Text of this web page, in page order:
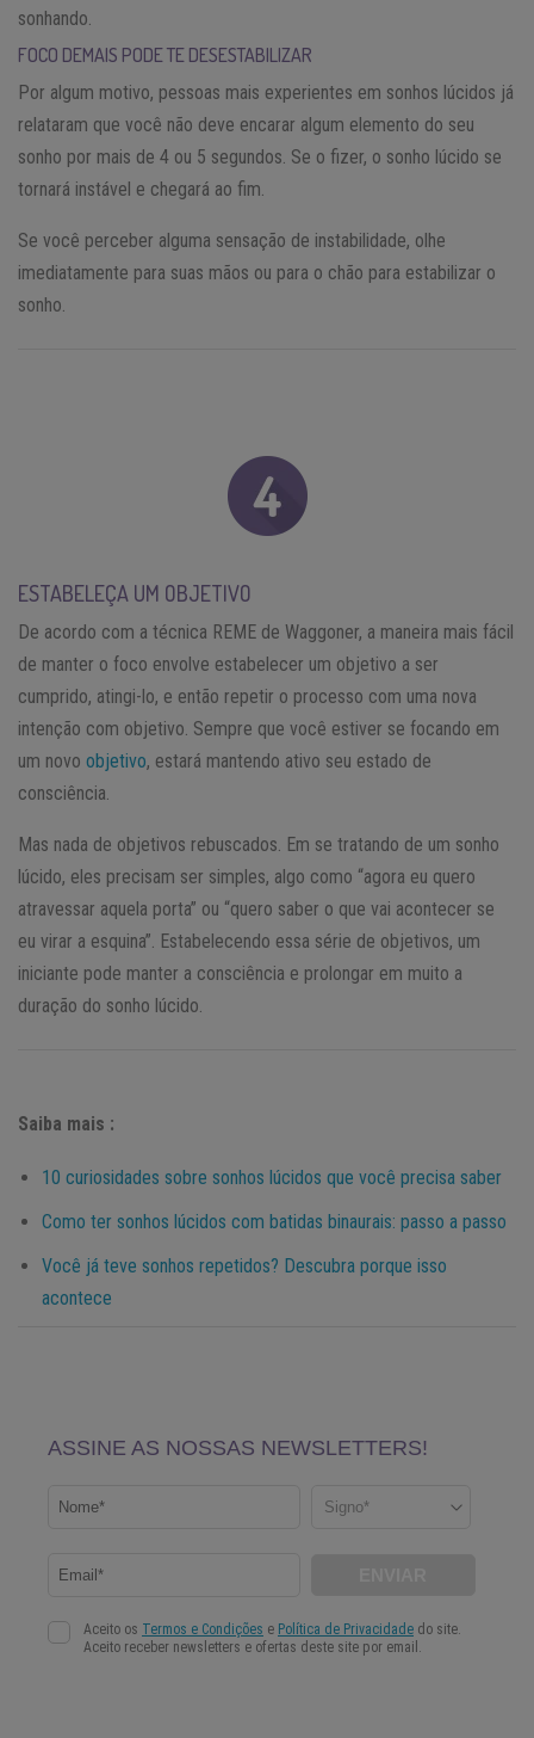
sonhando.
FOCO DEMAIS PODE TE DESESTABILIZAR
Por algum motivo, pessoas mais experientes em sonhos lúcidos já
relataram que você não deve encarar algum elemento do seu
sonho por mais de 4 ou 5 segundos. Se o fizer, o sonho lúcido se
tornará instável e chegará ao fim.
Se você perceber alguma sensação de instabilidade, olhe
imediatamente para suas mãos ou para o chão para estabilizar o
sonho.
ESTABELEÇA UM OBJETIVO
De acordo com a técnica REME de Waggoner, a maneira mais fácil
de manter o foco envolve estabelecer um objetivo a ser
cumprido, atingi-lo, e então repetir o processo com uma nova
intenção com objetivo. Sempre que você estiver se focando em
um novo objetivo, estará mantendo ativo seu estado de
consciência.
Mas nada de objetivos rebuscados. Em se tratando de um sonho
lúcido, eles precisam ser simples, algo como “agora eu quero
atravessar aquela porta” ou “quero saber o que vai acontecer se
eu virar a esquina”. Estabelecendo essa série de objetivos, um
iniciante pode manter a consciência e prolongar em muito a
duração do sonho lúcido.
Saiba mais :
10 curiosidades sobre sonhos lúcidos que você precisa saber
Como ter sonhos lúcidos com batidas binaurais: passo a passo
Você já teve sonhos repetidos? Descubra porque isso
acontece